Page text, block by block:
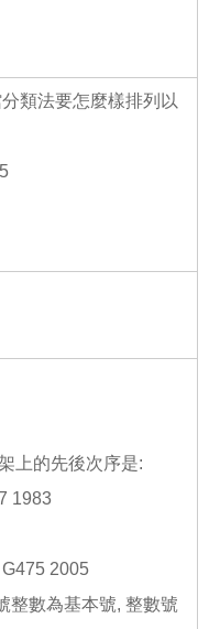
類法要怎麼樣排列以
的先後次序是:
2005
為基本號, 整數號